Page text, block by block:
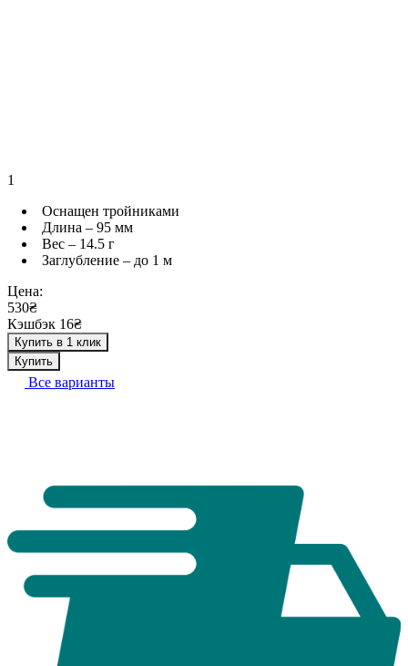
1
Оснащен тройниками
Длина – 95 мм
Вес – 14.5 г
Заглубление – до 1 м
Цена:
530₴
Кэшбэк 16₴
Купить в 1 клик
Купить
Все варианты